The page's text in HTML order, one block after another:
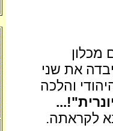
מכלון
את שני
והלכה
לקראתה.